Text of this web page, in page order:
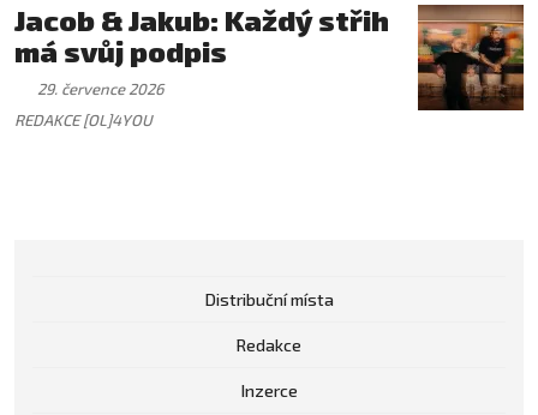
Jacob & Jakub: Každý střih
má svůj podpis
29. července 2026
REDAKCE [OL]4YOU
Distribuční místa
Redakce
Inzerce